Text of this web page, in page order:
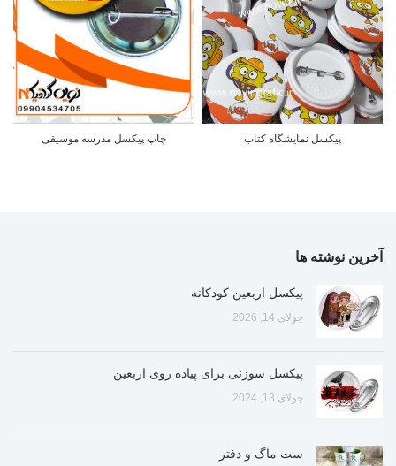
پیکسل نمایشگاه کتاب چاپ پیکسل مدرسه موسیقی
آخرین نوشته ها
پیکسل اربعین کودکانه
جولای 14, 2026
پیکسل سوزنی برای پیاده روی اربعین
جولای 13, 2024
ست ماگ و دفتر